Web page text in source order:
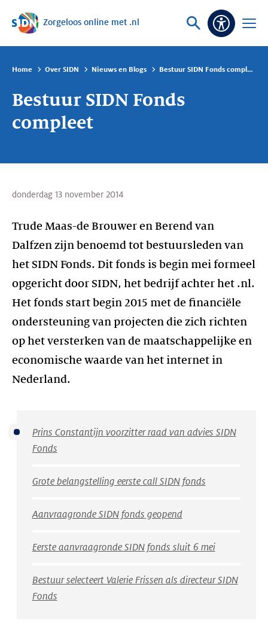
Sla navigatie over
Zorgeloos online met .nl
Vraag
Open
Home Over SIDN Nieuws en Blogs Bestuur SIDN Fonds compleet
Bestuur SIDN Fonds
compleet
donderdag 13 november 2014
Trude Maas-de Brouwer en Berend van
Dalfzen zijn benoemd tot bestuursleden van
het SIDN Fonds. Dit fonds is begin mei formeel
opgericht door SIDN, het bedrijf achter het .nl.
Het fonds start begin 2015 met de financiële
ondersteuning van projecten die zich richten
op het versterken van de maatschappelijke en
economische waarde van het internet in
Nederland.
Prins Constantijn voorzitter raad van advies SIDN
Fonds
Grote belangstelling eerste call SIDN fonds
Aanvraagronde SIDN fonds geopend
Eerste aanvraagronde SIDN fonds sluit 6 mei
Bestuur selecteert Valerie Frissen als directeur SIDN
Fonds